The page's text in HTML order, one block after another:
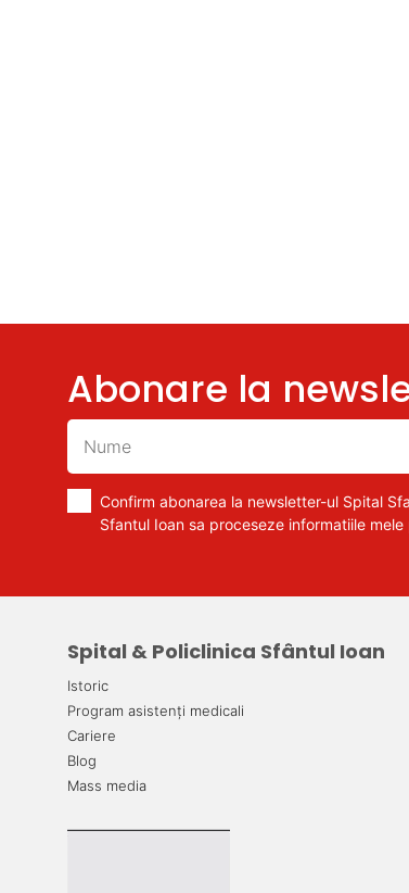
Abonare la
Confirm abonarea la newsletter-ul Spital
Sfantul Ioan sa proceseze informatiile
Spital & Policlinica Sfântul Ioan
Istoric
Program asistenți medicali
Cariere
Blog
Mass media